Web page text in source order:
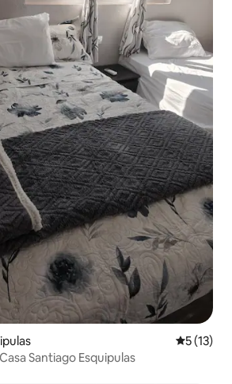
5 (13)
Santiago Esquipulas